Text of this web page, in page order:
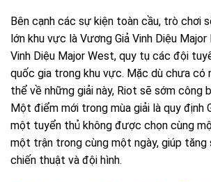
Bên cạnh các sự kiện toàn cầu, trò chơi
lớn khu vực là Vương Giả Vinh Diệu
Vinh Diệu Major West, quy tụ các đội
quốc gia trong khu vực. Mặc dù chưa có
thể về những giải này, Riot sẽ sớm công
Một điểm mới trong mùa giải là quy định
một tuyển thủ không được chọn cùng
một trận trong cùng một ngày, giúp
chiến thuật và đội hình.